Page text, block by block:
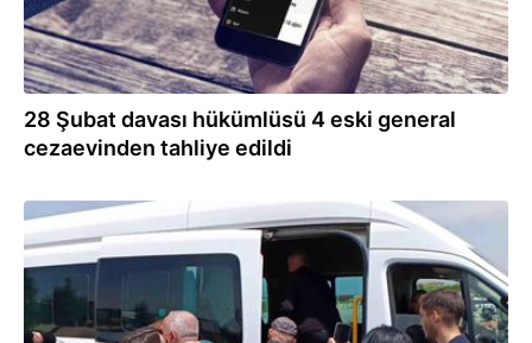
28 Şubat davası hükümlüsü 4 eski general
cezaevinden tahliye edildi
17.05.2024